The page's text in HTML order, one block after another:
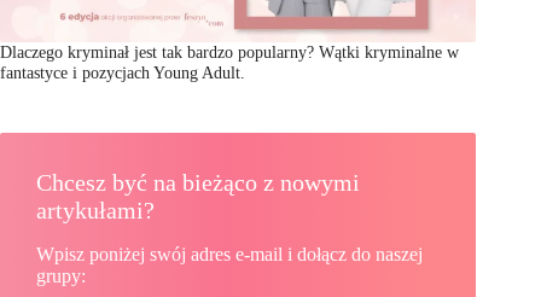
Dlaczego kryminał jest tak bardzo popularny? Wątki kryminalne w
fantastyce i pozycjach Young Adult.
Chcesz być na bieżąco z nowymi
artykułami?
Wpisz poniżej swój adres e-mail i dołącz do naszej
grupy: